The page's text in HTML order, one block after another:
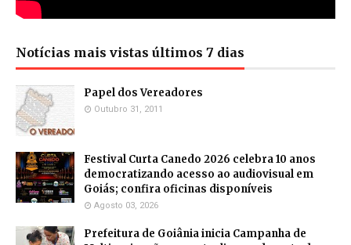
Notícias mais vistas últimos 7 dias
Papel dos Vereadores
Outubro 31, 2011
Festival Curta Canedo 2026 celebra 10 anos
democratizando acesso ao audiovisual em
Goiás; confira oficinas disponíveis
Agosto 03, 2026
Prefeitura de Goiânia inicia Campanha de